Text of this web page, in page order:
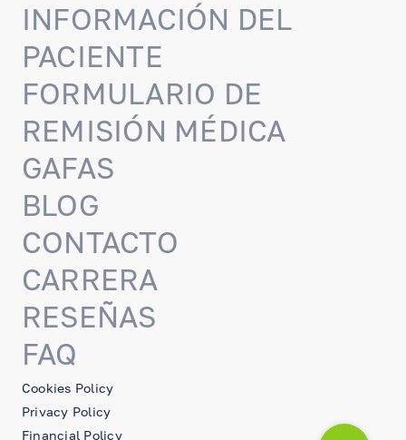
Cookies Policy
Privacy Policy
Financial Policy
INFORMACIÓN DEL
PACIENTE
FORMULARIO DE
REMISIÓN MÉDICA
GAFAS
BLOG
CONTACTO
CARRERA
RESEÑAS
FAQ